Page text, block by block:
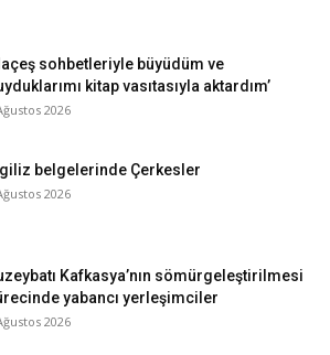
sohbetleriyle büyüdüm ve
kitap vasıtasıyla aktardım’
2026
belgelerinde Çerkesler
2026
Kafkasya’nın sömürgeleştirilmesi
yabancı yerleşimciler
2026